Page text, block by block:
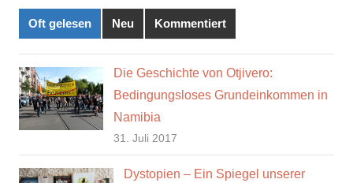
Oft gelesen Neu Kommentiert
Die Geschichte von Otjivero:
Bedingungsloses Grundeinkommen in
Namibia
31. Juli 2017
Dystopien – Ein Spiegel unserer